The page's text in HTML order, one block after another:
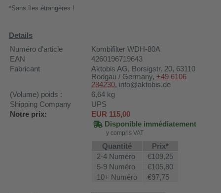
*Sans îles étrangères !
Details
Numéro d'article
Kombifilter WDH-80A
EAN
4260196719643
Fabricant
Aktobis AG, Borsigstr. 20, 63110
Rodgau / Germany, +49 6106
284230, info@aktobis.de
(Volume) poids :
6,64 kg
Shipping Company
UPS
Notre prix:
EUR 115,00
Disponible immédiatement
y compris VAT
Quantité
Prix*
2-4 Numéro
€109,25
5-9 Numéro
€105,80
10+ Numéro
€97,75